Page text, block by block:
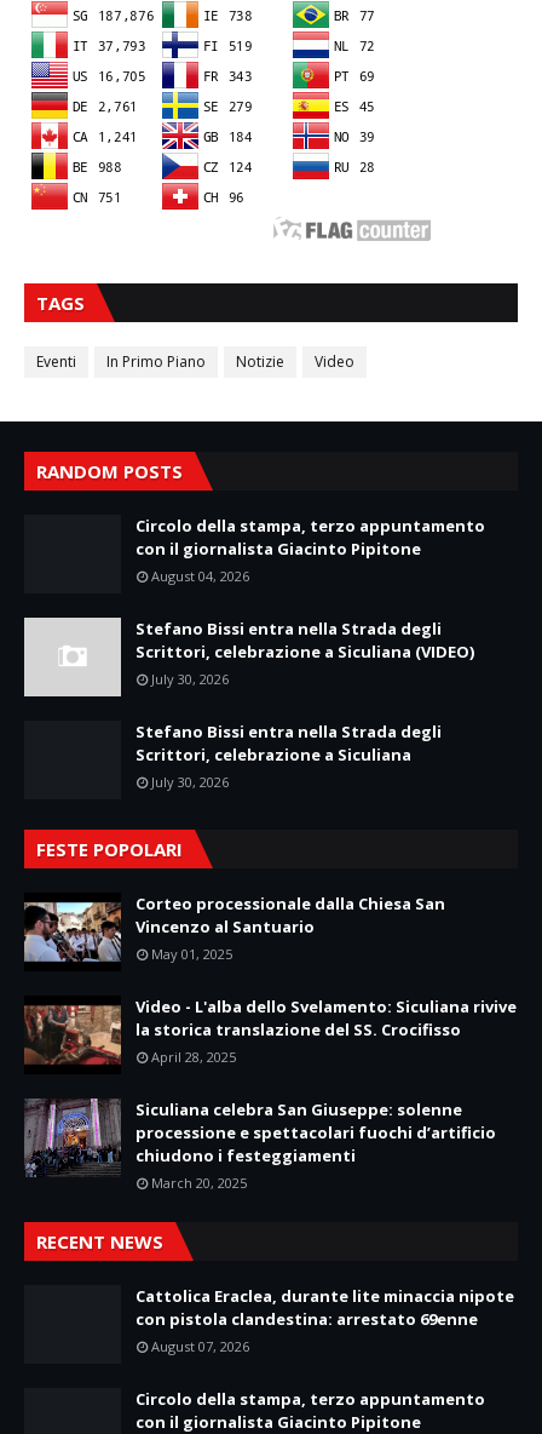
TAGS
Eventi In Primo Piano Notizie Video
RANDOM POSTS
Circolo della stampa, terzo appuntamento
con il giornalista Giacinto Pipitone
August 04, 2026
Stefano Bissi entra nella Strada degli
Scrittori, celebrazione a Siculiana (VIDEO)
July 30, 2026
Stefano Bissi entra nella Strada degli
Scrittori, celebrazione a Siculiana
July 30, 2026
FESTE POPOLARI
Corteo processionale dalla Chiesa San
Vincenzo al Santuario
May 01, 2025
Video - L'alba dello Svelamento: Siculiana rivive
la storica translazione del SS. Crocifisso
April 28, 2025
Siculiana celebra San Giuseppe: solenne
processione e spettacolari fuochi d’artificio
chiudono i festeggiamenti
March 20, 2025
RECENT NEWS
Cattolica Eraclea, durante lite minaccia nipote
con pistola clandestina: arrestato 69enne
August 07, 2026
Circolo della stampa, terzo appuntamento
con il giornalista Giacinto Pipitone